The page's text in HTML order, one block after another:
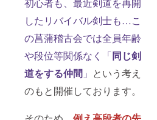
したリバイバル剣士も…こ
の菖蒲稽古会では全員年齢
や段位等関係なく「同じ剣
道をする仲間 」 という考え
のもと開催しております。